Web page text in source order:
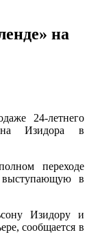
на
24-летнего
Изидора в
переходе
выступающую в
Изидору и
сообщается в